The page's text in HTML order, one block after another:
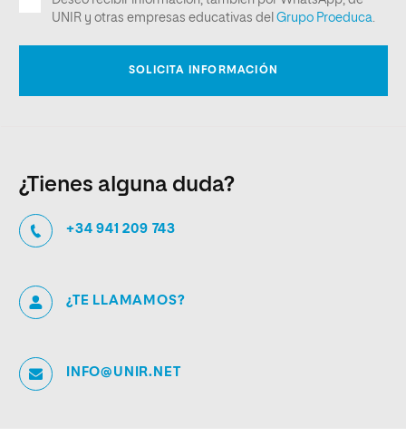
¿Tienes alguna duda?
+34 941 209 743
¿TE LLAMAMOS?
INFO@UNIR.NET